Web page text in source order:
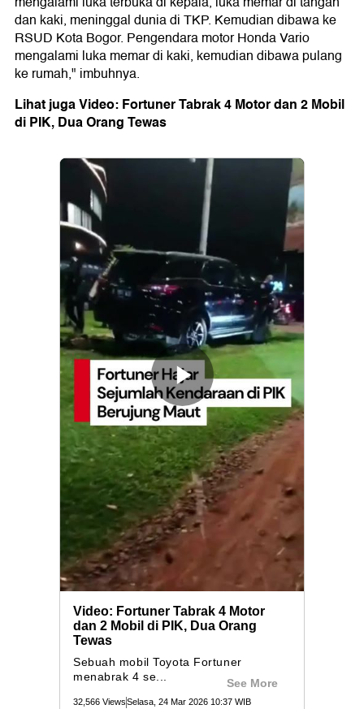
dan kaki, meninggal dunia di TKP. Kemudian dibawa ke
RSUD Kota Bogor. Pengendara motor Honda Vario
mengalami luka memar di kaki, kemudian dibawa pulang
ke rumah," imbuhnya.
Lihat juga Video: Fortuner Tabrak 4 Motor dan 2 Mobil
di PIK, Dua Orang Tewas